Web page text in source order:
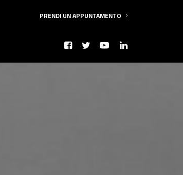
PRENDI UN APPUNTAMENTO